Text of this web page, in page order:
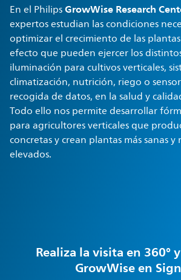
En el PhilipsGrowWise Research
expertos estudian las condiciones
optimizar el crecimiento de las
efecto que pueden ejercer los
iluminación para cultivos verticales,
climatización, nutrición, riego o
recogida de datos, en la salud y
Todo ello nos permite desarrollar
para agricultores verticales que
concretas y crean plantas más sanas
elevados.
Realiza la visita en 360°
GrowWise en